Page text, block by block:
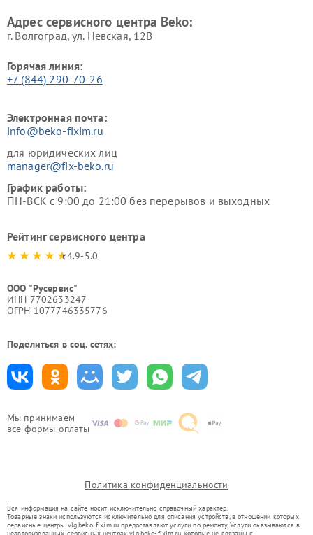
Мы принимаем
все формы оплаты
Адрес сервисного центра Beko:
г. Волгоград, ул. Невская, 12В
Горячая линия:
+7 (844) 290-70-26
Электронная почта:
info@beko-fixim.ru
для юридических лиц
manager@fix-beko.ru
График работы:
ПН-ВСК с 9:00 до 21:00 без перерывов и выходных
Рейтинг сервисного центра
4.9-5.0
ООО "Русервис"
ИНН 7702633247
ОГРН 1077746335776
Поделиться в соц. сетях:
Политика конфиденциальности
Вся информация на сайте носит исключительно справочный характер.
Товарные знаки используются исключительно для описания устройств, в отношении которых
сервисные центры vlg.beko-fixim.ru предоставляют услуги по ремонту. Услуги оказываются в
неавторизованных сервисных центрах vlg.beko-fixim.ru, которые не связаны с